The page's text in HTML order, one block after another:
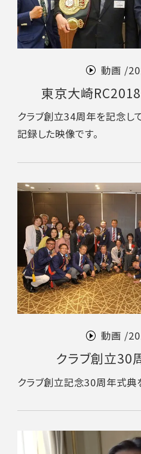
動画 /
東京大崎
クラブ創立34周年を記念し
記録した映像です。
動画 /
クラブ創立30
クラブ創立記念30周年式典